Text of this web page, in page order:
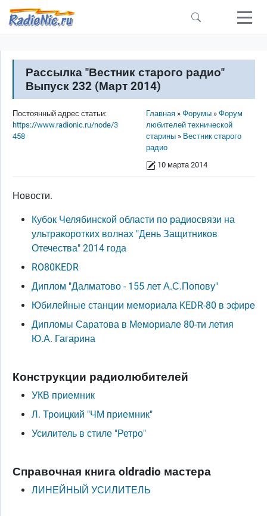
Перейти к основному содержанию
Рассылка "Вестник старого радио"
Выпуск 232 (Март 2014)
Строка навигации
Главная Форумы
Форум
любителей технической
старины
Вестник старого
радио
10 марта 2014
Постоянный адрес статьи:
https://www.radionic.ru/node/3
458
Новости.
Кубок Челябинской области по радиосвязи на
ультракоротких волнах "День Защитников
Отечества" 2014 года
RO80KEDR
Диплом "Далматово - 155 лет А.С.Попову"
Юбилейные станции мемориала KEDR-80 в эфире
Дипломы Саратова в Мемориале 80-ти летия
Ю.А. Гагарина
Конструкции радиолюбителей
УКВ приемник
Л. Троицкий "ЧМ приемник"
Усилитель в стиле "Ретро"
Справочная книга oldradio мастера
ЛИНЕЙНЫЙ УСИЛИТЕЛЬ